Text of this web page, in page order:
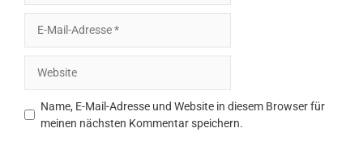
Mail-
Adresse
Name, E-Mail-Adresse und Website in diesem Browser für
meinen nächsten Kommentar speichern.